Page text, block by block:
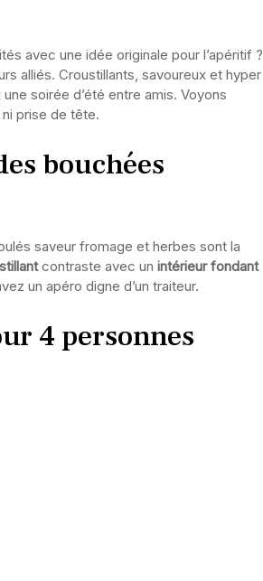
avec une idée originale pour l’apéritif ?
alliés. Croustillants, savoureux et hyper
soirée d’été entre amis. Voyons
prise de tête.
bouchées
saveur fromage et herbes sont la
contraste avec un intérieur fondant
un apéro digne d’un traiteur.
4 personnes